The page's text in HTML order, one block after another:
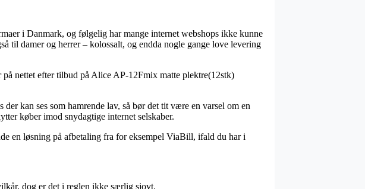
i Danmark, og følgelig har mange internet webshops ikke kunne
til damer og herrer – kolossalt, og endda nogle gange love levering
nettet efter tilbud på Alice AP-12Fmix matte plektre(12stk)
kan ses som hamrende lav, så bør det tit være en varsel om en
køber imod snydagtige internet selskaber.
en løsning på afbetaling fra for eksempel ViaBill, ifald du har i
dog er det i reglen ikke særlig sjovt.